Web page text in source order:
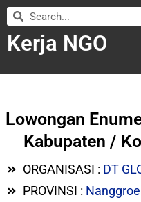
Kerja NGO
Lowongan
Kabupaten /
ORGANISASI : DT
PROVINSI :